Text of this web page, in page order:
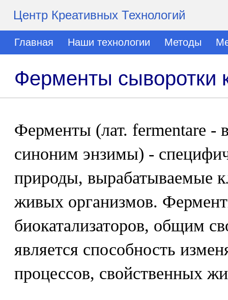
Центр Креативных Технологий
Главная Наши технологии Методы
Ферменты сыворотки
Ферменты (лат. fermentare -
синоним энзимы) -
природы, вырабатываемые
живых организмов.
биокатализаторов, общим
является способность
процессов, свойственных